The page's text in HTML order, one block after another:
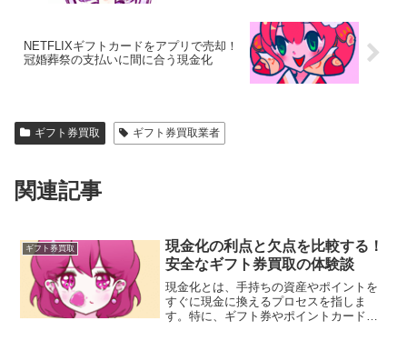
NETFLIXギフトカードをアプリで売却！
冠婚葬祭の支払いに間に合う現金化
ギフト券買取 ギフト券買取業者
関連記事
ギフト券買取
現金化の利点と欠点を比較する！
安全なギフト券買取の体験談
現金化とは、手持ちの資産やポイントを
すぐに現金に換えるプロセスを指しま
す。特に、ギフト券やポイントカードな